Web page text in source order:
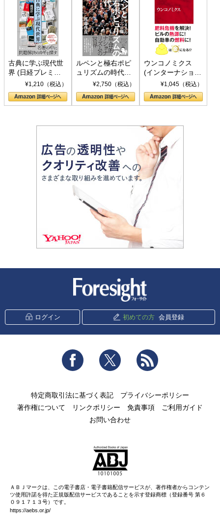
古典に学ぶ現代世
界 (日経プレミア
シリーズ)¥1,210（税込）
ルペンと極右ポピ
ュリズムの時代：
〈ヤヌス〉の二つ
の顔
¥2,750（税込）
ウンコノミクス
(インターナショナ
ル新書)¥1,045（税込）
ログイン 初めての方 会員登録
Facebook Twitter
特定商取引法に基づく表記
プライバシーポリシー
著作権について
リンクポリシー 免責事項
ご利用ガイド
お問い合わせ
ＡＢＪマークは、この電子書店・電子書籍配信サービスが、著作権者からコンテン
ツ使用許諾を得た正規版配信サービスであることを示す登録商標（登録番号 第６
０９１７１３号）です。
https://aebs.or.jp/